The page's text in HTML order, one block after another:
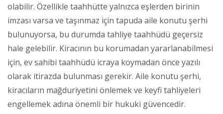
olabilir. Özellikle taahhütte yalnızca eşlerden birinin
imzası varsa ve taşınmaz için tapuda aile konutu şerhi
bulunuyorsa, bu durumda tahliye taahhüdü geçersiz
hale gelebilir. Kiracının bu korumadan yararlanabilmesi
için, ev sahibi taahhüdü icraya koymadan önce yazılı
olarak itirazda bulunması gerekir. Aile konutu şerhi,
kiracıların mağduriyetini önlemek ve keyfi tahliyeleri
engellemek adına önemli bir hukuki güvencedir.